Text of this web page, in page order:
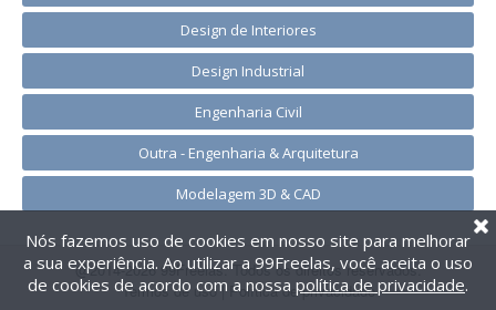
Design de Interiores
Design Industrial
Engenharia Civil
Outra - Engenharia & Arquitetura
Modelagem 3D & CAD
@2014-2026 99Freelas. Todos os direitos reservados.
Termos de uso| Política de privacidade
Nós fazemos uso de cookies em nosso site para melhorar
a sua experiência. Ao utilizar a 99Freelas, você aceita o uso
de cookies de acordo com a nossa política de privacidade.